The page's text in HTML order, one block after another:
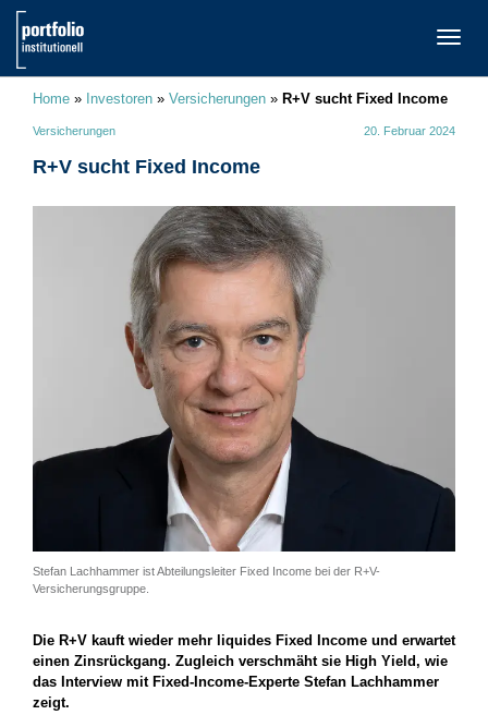
Home » Investoren » Versicherungen » R+V sucht Fixed Income
Versicherungen 20. Februar 2024
R+V sucht Fixed Income
Stefan Lachhammer ist Abteilungsleiter Fixed Income bei der R+V-
Versicherungsgruppe.
Die R+V kauft wieder mehr liquides Fixed Income und erwartet
einen Zinsrückgang. Zugleich verschmäht sie High Yield, wie
das Interview mit Fixed-Income-Experte Stefan Lachhammer
zeigt.